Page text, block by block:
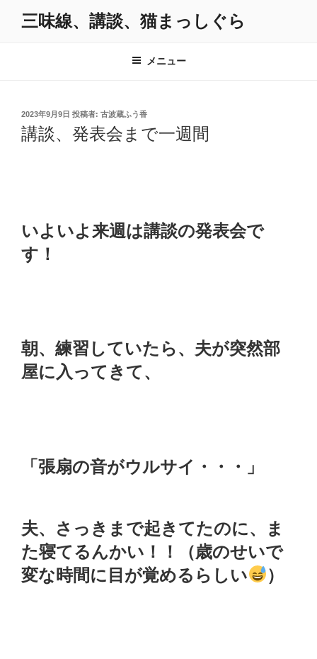
三味線、講談、猫まっしぐら
メニュー
投
稿
日:
2023年9月9日 投稿者: 古波蔵ふう香
講談、発表会まで一週間
いよいよ来週は講談の発表会で
す！
朝、練習していたら、夫が突然部
屋に入ってきて、
「張扇の音がウルサイ・・・」
夫、さっきまで起きてたのに、ま
た寝てるんかい！！（歳のせいで
変な時間に目が覚めるらしい
）